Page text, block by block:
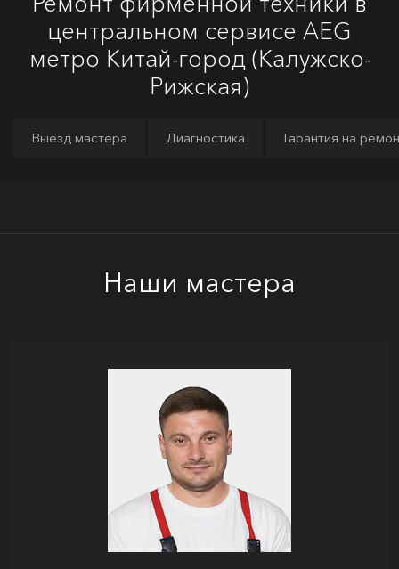
центральном сервисе AEG
метро Китай-город (Калужско-
Рижская)
Выезд мастера Диагностика Гарантия на
Наши мастера